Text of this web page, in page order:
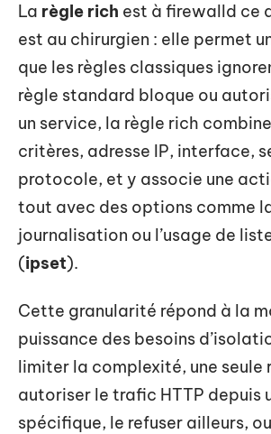
La règle rich est à firewalld ce
est au chirurgien : elle permet
que les règles classiques
règle standard bloque ou
un service, la règle rich
critères, adresse IP, interface,
protocole, et y associe une
tout avec des options comme
journalisation ou l’usage de
(ipset).
Cette granularité répond à la
puissance des besoins
limiter la complexité, une seule
autoriser le trafic HTTP depuis
spécifique, le refuser ailleurs,